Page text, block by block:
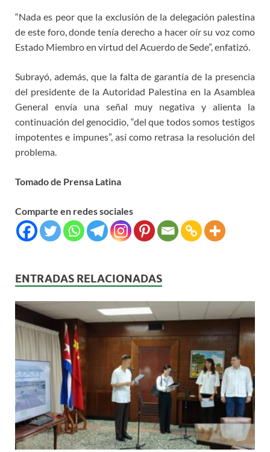
“Nada es peor que la exclusión de la delegación palestina
de este foro, donde tenía derecho a hacer oír su voz como
Estado Miembro en virtud del Acuerdo de Sede”, enfatizó.
Subrayó, además, que la falta de garantía de la presencia
del presidente de la Autoridad Palestina en la Asamblea
General envía una señal muy negativa y alienta la
continuación del genocidio, “del que todos somos testigos
impotentes e impunes”, así como retrasa la resolución del
problema.
Tomado de Prensa Latina
Comparte en redes sociales
ENTRADAS RELACIONADAS